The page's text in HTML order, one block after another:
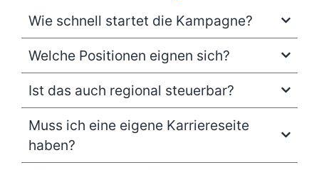
Wie schnell startet die Kampagne?
Welche Positionen eignen sich?
Ist das auch regional steuerbar?
Muss ich eine eigene Karriereseite
haben?